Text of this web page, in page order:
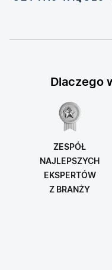
zaawansowanych
modnym elementem
Dlaczego
ZESPÓŁ
NAJLEPSZYCH
EKSPERTÓW
Z BRANŻY